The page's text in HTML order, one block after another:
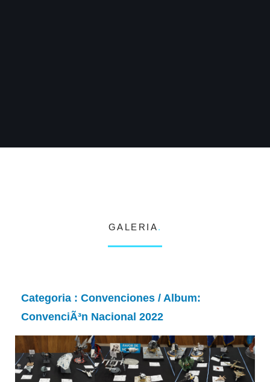
GALERIA.
Categoria : Convenciones / Album:
ConvenciÃ³n Nacional 2022